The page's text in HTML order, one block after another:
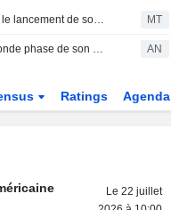
Klarna annonce le lancement de son intégration avec J.P. Morgan Payments MT
IMI lance la seconde phase de son programme de rachat d'actions de 500 millions de livres sterling AN
Ratings Agenda
Le 22 juillet